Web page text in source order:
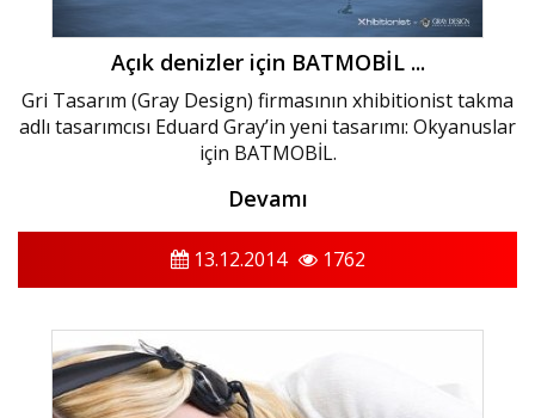
Açık denizler için BATMOBİL ...
Gri Tasarım (Gray Design) firmasının xhibitionist takma
adlı tasarımcısı Eduard Gray’in yeni tasarımı: Okyanuslar
için BATMOBİL.
Devamı
13.12.2014 1762